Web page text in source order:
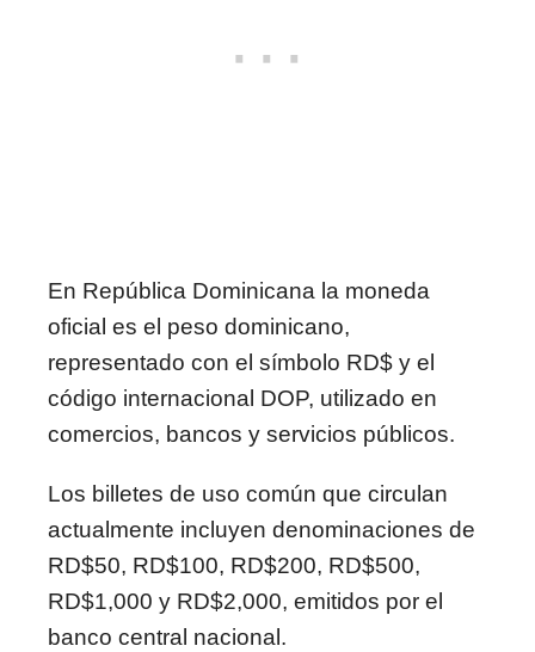
En República Dominicana la moneda
oficial es el peso dominicano,
representado con el símbolo RD$ y el
código internacional DOP, utilizado en
comercios, bancos y servicios públicos.
Los billetes de uso común que circulan
actualmente incluyen denominaciones de
RD$50, RD$100, RD$200, RD$500,
RD$1,000 y RD$2,000, emitidos por el
banco central nacional.